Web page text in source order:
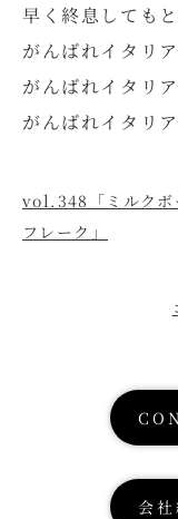
早く終息しても
がんばれイタリア
がんばれイタリア
がんばれイタリ
vol.348「ミルクボ
フレーク」
会